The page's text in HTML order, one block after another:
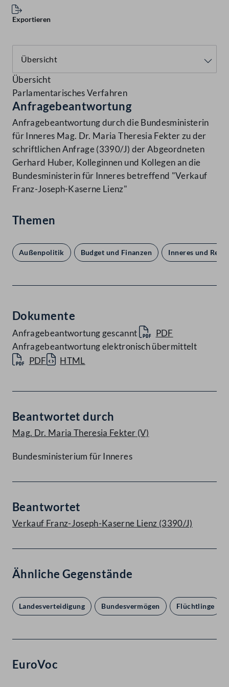
Exportieren
Übersicht
Parlamentarisches Verfahren
Anfragebeantwortung
Anfragebeantwortung durch die Bundesministerin
für Inneres Mag. Dr. Maria Theresia Fekter zu der
schriftlichen Anfrage (3390/J) der Abgeordneten
Gerhard Huber, Kolleginnen und Kollegen an die
Bundesministerin für Inneres betreffend "Verkauf
Franz-Joseph-Kaserne Lienz"
Themen
Außenpolitik Budget und Finanzen Inneres und
Dokumente
Anfragebeantwortung gescannt
PDF
Anfragebeantwortung elektronisch übermittelt
PDF
HTML
Beantwortet durch
Mag. Dr. Maria Theresia Fekter (V)
Bundesministerium für Inneres
Beantwortet
Verkauf Franz-Joseph-Kaserne Lienz (3390/J)
Ähnliche Gegenstände
Landesverteidigung Bundesvermögen Flüchtlinge
EuroVoc